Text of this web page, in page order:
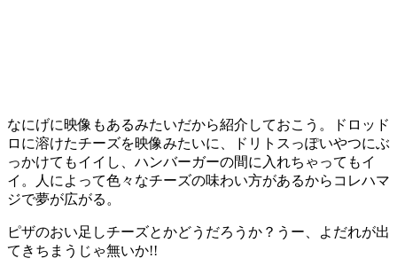
なにげに映像もあるみたいだから紹介しておこう。ドロッド
ロに溶けたチーズを映像みたいに、ドリトスっぽいやつにぶ
っかけてもイイし、ハンバーガーの間に入れちゃってもイ
イ。人によって色々なチーズの味わい方があるからコレハマ
ジで夢が広がる。
ピザのおい足しチーズとかどうだろうか？うー、よだれが出
てきちまうじゃ無いか!!